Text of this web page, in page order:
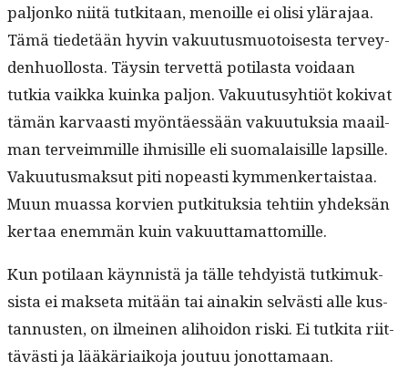
paljonko niitä tutk­i­taan, menoille ei olisi ylära­jaa.
Tämä tiede­tään hyvin vaku­u­tus­muo­tois­es­ta ter­vey­
den­huol­losta. Täysin ter­vet­tä poti­las­ta voidaan
tutkia vaik­ka kuin­ka paljon. Vaku­u­tusy­htiöt koki­vat
tämän kar­vaasti myön­täessään vaku­u­tuk­sia maail­
man ter­veim­mille ihmisille eli suo­ma­laisille lap­sille.
Vaku­u­tus­mak­sut piti nopeasti kym­menker­tais­taa.
Muun muas­sa korvien putk­i­tuk­sia tehti­in yhdek­sän
ker­taa enem­män kuin vakuuttamattomille.
Kun poti­laan käyn­nistä ja tälle tehdy­istä tutkimuk­
sista ei mak­se­ta mitään tai ainakin selvästi alle kus­
tan­nusten, on ilmeinen ali­hoidon ris­ki. Ei tutki­ta riit­
tävästi ja lääkäri­aiko­ja joutuu jonot­ta­maan.